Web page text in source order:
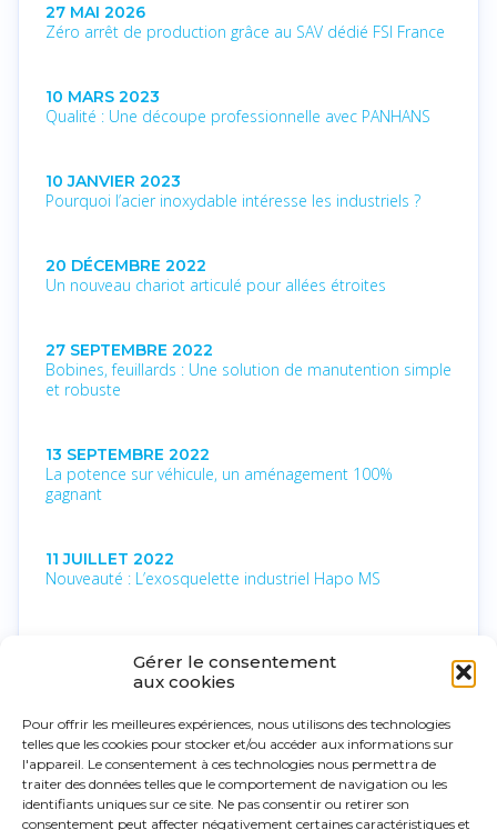
Gérer le consentement
aux cookies
Pour offrir les meilleures expériences, nous utilisons des technologies
telles que les cookies pour stocker et/ou accéder aux informations sur
l'appareil. Le consentement à ces technologies nous permettra de
traiter des données telles que le comportement de navigation ou les
identifiants uniques sur ce site. Ne pas consentir ou retirer son
consentement peut affecter négativement certaines caractéristiques et
27 MAI 2026
Zéro arrêt de production grâce au SAV dédié FSI France
10 MARS 2023
Qualité : Une découpe professionnelle avec PANHANS
10 JANVIER 2023
Pourquoi l’acier inoxydable intéresse les industriels ?
20 DÉCEMBRE 2022
Un nouveau chariot articulé pour allées étroites
27 SEPTEMBRE 2022
Bobines, feuillards : Une solution de manutention simple
et robuste
13 SEPTEMBRE 2022
La potence sur véhicule, un aménagement 100%
gagnant
11 JUILLET 2022
Nouveauté : L’exosquelette industriel Hapo MS
Zones ATEX : Nouvelles compétences au service de
15 MARS 2022
Développement d’une collaboration avec Érgosanté